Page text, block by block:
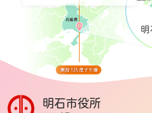
明石市役所